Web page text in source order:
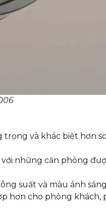
và khác biệt hơn
những căn phòng
suất và màu ánh
hơn cho phòng khách,